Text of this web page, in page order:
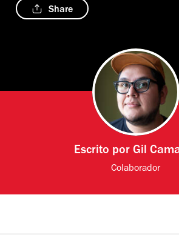
Share
Escrito por Gil
Colaborador